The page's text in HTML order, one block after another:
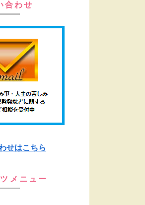
合わせ
せはこちら
メニュー